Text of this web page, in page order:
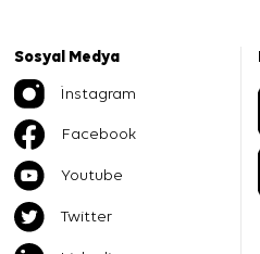
Sosyal Medya
İnstagram
Facebook
Youtube
Twitter